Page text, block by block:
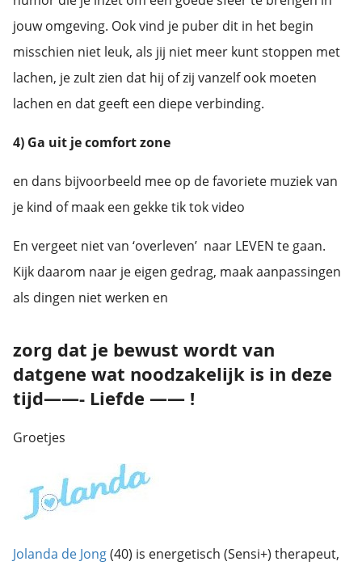
jouw omgeving. Ook vind je puber dit in het begin
misschien niet leuk, als jij niet meer kunt stoppen met
lachen, je zult zien dat hij of zij vanzelf ook moeten
lachen en dat geeft een diepe verbinding.
4) Ga uit je comfort zone
en dans bijvoorbeeld mee op de favoriete muziek van
je kind of maak een gekke tik tok video
En vergeet niet van ‘overleven’ naar LEVEN te gaan.
Kijk daarom naar je eigen gedrag, maak aanpassingen
als dingen niet werken en
zorg dat je bewust wordt van
datgene wat noodzakelijk is in deze
tijd——- Liefde —— !
Groetjes
Jolanda de Jong(40) is energetisch (Sensi+) therapeut,